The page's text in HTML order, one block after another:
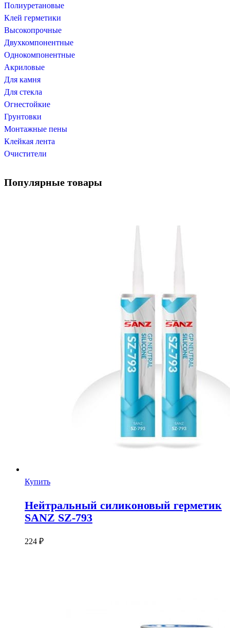
Полиуретановые
Клей герметики
Высокопрочные
Двухкомпонентные
Однокомпонентные
Акриловые
Для камня
Для стекла
Огнестойкие
Грунтовки
Монтажные пены
Клейкая лента
Очистители
Популярные товары
Купить
Нейтральный силиконовый герметик
SANZ SZ-793
224 ₽